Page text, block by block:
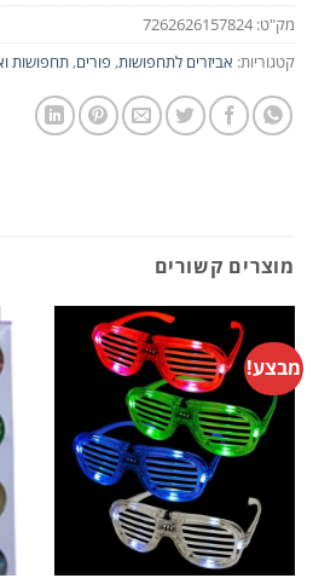
מק"ט:7262626157824
קטגוריות: אביזרים לתחפושות, פורים, תחפושות
מוצרים קשורים
מבצע!